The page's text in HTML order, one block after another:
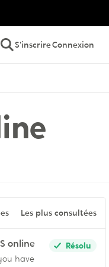
S'inscrireConnexion
Les plus consultées
online Résolu